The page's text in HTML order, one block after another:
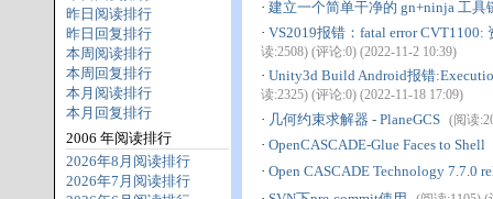
昨日阅读排行
昨日回复排行
本周阅读排行
本周回复排行
本月阅读排行
本月回复排行
2006 年阅读排行
2026年8月阅读排行
2026年7月阅读排行
· 建立一个简单干净的 gn+ninja 工具
· VS2019报错：fatal error
读:2508) (评论:0) (2022-11-2 10:39)
· Unity3d Build Android报错
读:2325) (评论:0) (2022-11-18 17:09)
· 几何约束求解器 - PlaneGCS (阅读
· OpenCASCADE-Glue Faces to Shell
· Open CASCADE Technology 7.7.0